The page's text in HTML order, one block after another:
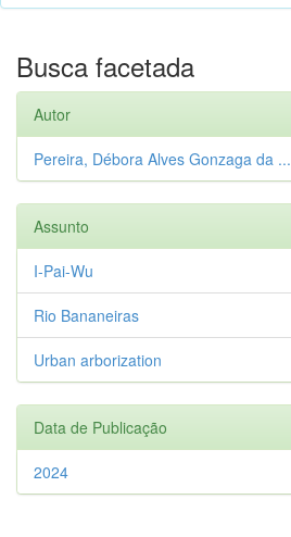
Busca facetada
Autor
Pereira, Débora Alves Gonzaga da ...
Assunto
I-Pai-Wu
Rio Bananeiras
Urban arborization
Data de Publicação
2024